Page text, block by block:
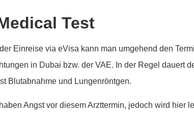
Test
Einreise via eVisa kann man umgehend den
in Dubai bzw. der VAE. In der Regel dauert
Blutabnahme und Lungenröntgen.
Angst vor diesem Arzttermin, jedoch wird hier